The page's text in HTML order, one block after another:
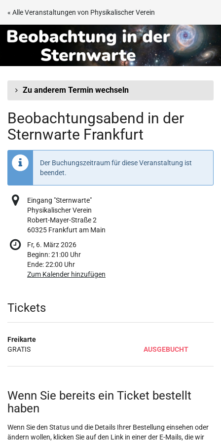
Zum
Inhalt
springen
« Alle Veranstaltungen von Physikalischer Verein
Beobachtungsabend
Sternwarte
Frankfurt
Zu anderem Termin wechseln
Beobachtungsabend in der
Sternwarte Frankfurt
Der Buchungszeitraum für diese Veranstaltung ist
beendet.
Eingang "Sternwarte"
Physikalischer Verein
Robert-Mayer-Straße 2
60325 Frankfurt am Main
Fr, 6. März 2026
Beginn:21:00 Uhr
Ende:22:00 Uhr
Zum Kalender hinzufügen
Produkte
Tickets
Freikarte
GRATIS
AUSGEBUCHT
Wenn Sie bereits ein Ticket bestellt
haben
Wenn Sie den Status und die Details Ihrer Bestellung einsehen oder
ändern wollen, klicken Sie auf den Link in einer der E-Mails, die wir